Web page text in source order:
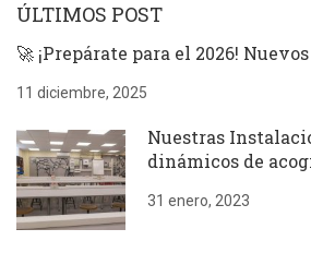
ÚLTIMOS POST
🚀 ¡Prepárate para el 2026!
11 diciembre, 2025
Nuestras
dinámicos de
31 enero, 2023